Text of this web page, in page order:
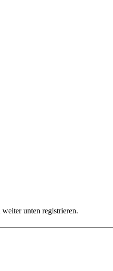
unten registrieren.